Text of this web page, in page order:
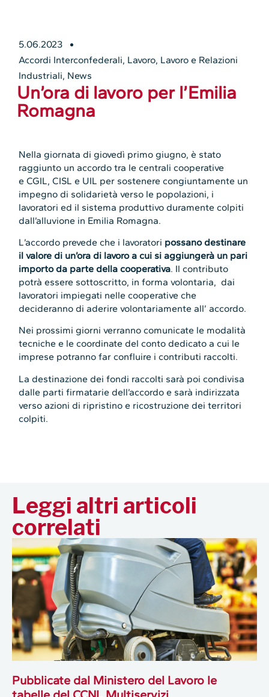
5.06.2023
Accordi Interconfederali, Lavoro, Lavoro e Relazioni
Industriali, News
Un’ora di lavoro per l’Emilia
Romagna
Nella giornata di giovedì primo giugno, è stato
raggiunto un accordo tra le centrali cooperative
e CGIL, CISL e UIL per sostenere congiuntamente un
impegno di solidarietà verso le popolazioni, i
lavoratori ed il sistema produttivo duramente colpiti
dall’alluvione in Emilia Romagna.
L’accordo prevede che i lavoratori possano destinare
il valore di un’ora di lavoro a cui si aggiungerà un pari
importo da parte della cooperativa. Il contributo
potrà essere sottoscritto, in forma volontaria, dai
lavoratori impiegati nelle cooperative che
decideranno di aderire volontariamente all’ accordo.
Nei prossimi giorni verranno comunicate le modalità
tecniche e le coordinate del conto dedicato a cui le
imprese potranno far confluire i contributi raccolti.
La destinazione dei fondi raccolti sarà poi condivisa
dalle parti firmatarie dell’accordo e sarà indirizzata
verso azioni di ripristino e ricostruzione dei territori
colpiti.
Leggi altri articoli
correlati
Pubblicate dal Ministero del Lavoro le